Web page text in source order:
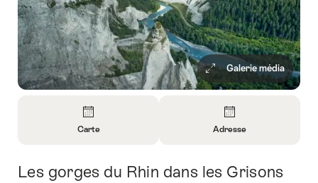
Galerie média
informations
Carte
informations
Adresse
Introduction
Les gorges du Rhin dans les Grisons